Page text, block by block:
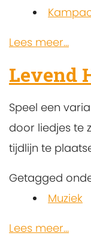
Lees meer...
Levend
Speel een
door liedjes te
tijdlijn te
Getagged
Muziek
Lees meer...